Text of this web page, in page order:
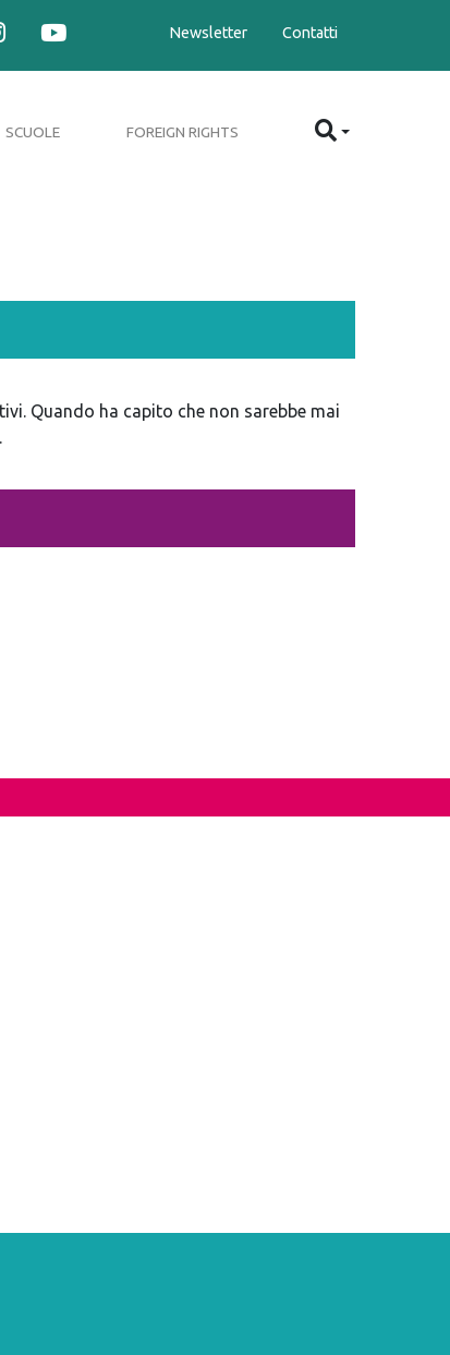
Newsletter Contatti
SCUOLE FOREIGN RIGHTS
Quando ha capito che non sarebbe mai